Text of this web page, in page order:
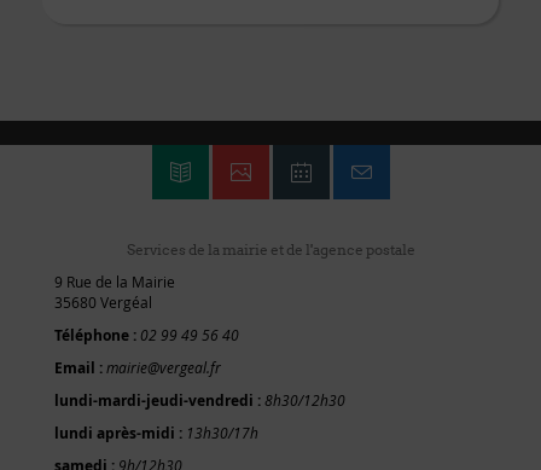
Services de la mairie et de l'agence postale
9 Rue de la Mairie
35680 Vergéal
Téléphone : 02 99 49 56 40
Email :mairie@vergeal.fr
lundi-mardi-jeudi-vendredi :8h30/12h30
lundi après-midi : 13h30/17h
samedi : 9h/12h30